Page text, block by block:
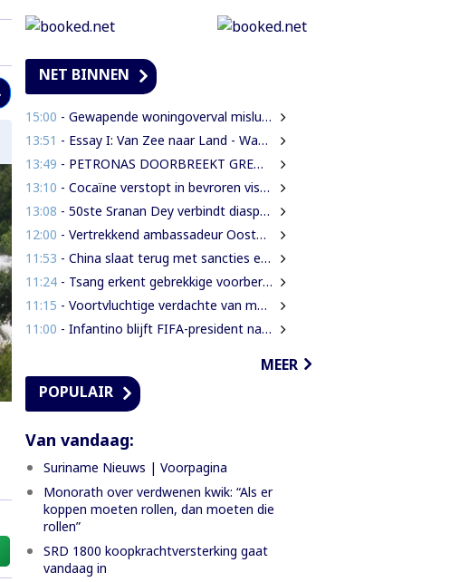
NET BINNEN
15:00 - Gewapende woningoverval mislukt nadat bewoners en buren alarm slaan
13:51 - Essay I: Van Zee naar Land - Wat Suriname zelf moet weten over de Nieuwe Raffinaderij en Gas-to-Shore
13:49 - PETRONAS DOORBREEKT GRENS VAN 1 MILJARD VATEN IN BLOK 52 | WAT BETEKENT DEZE MIJLPAAL VOOR DE SURINAAMSE ECONOMIE?
13:10 - Cocaïne verstopt in bevroren vissen ontdekt bij douanecontrole
13:08 - 50ste Sranan Dey verbindt diaspora, cultuur en ondernemerschap in New York
12:00 - Vertrekkend ambassadeur Oostelbos: ‘De grootste rijkdom van Suriname zijn de mensen’
11:53 - China slaat terug met sancties en strengere exportregels in handelsconflict met VS
11:24- Tsang erkent gebrekkige voorbereiding werkzaamheden Domineestraat
11:15 - Voortvluchtige verdachte van mensenhandel uitgeleverd door Guyana
11:00 - Infantino blijft FIFA-president na crisisoverleg en biedt excuses aan
MEER
POPULAIR
Van vandaag:
Suriname Nieuws | Voorpagina
Monorath over verdwenen kwik: “Als er
koppen moeten rollen, dan moeten die
rollen”
SRD 1800 koopkrachtversterking gaat
vandaag in